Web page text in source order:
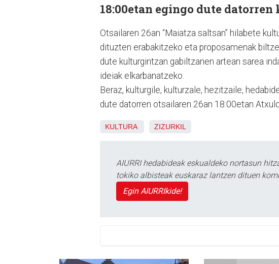
18:00etan egingo dute
Otsailaren 26an “Maiatza saltsan” hilabete
dituzten erabakitzeko eta proposamenak
dute kulturgintzan gabiltzanen artean sarea
ideiak elkarbanatzeko.
Beraz, kulturgile, kulturzale, hezitzaile,
dute datorren otsailaren 26an 18:00etan
KULTURA ZIZURKIL
AIURRI hedabideak eskualdeko nortasun
tokiko albisteak euskaraz lantzen dituen
Egin AIURRIkide!